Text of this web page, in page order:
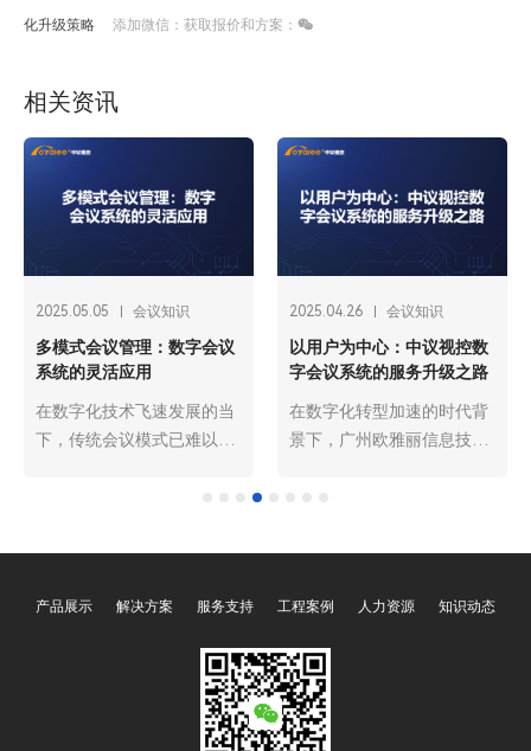
化升级策略 添加微信：获取报价和方案：
相关资讯
2025.05.05 会议知识
多模式会议管理：数字会议
系统的灵活应用
在数字化技术飞速发展的当
下，传统会议模式已难以满
中议视控的数字会议系
D6103，会议系统主机OY-
D6100，会议话筒处理器
OY-D6101，会议话筒代表
单元OY-D505NB，OY-
2025.04.26 会议知识
以用户为中心：中议视控数
字会议系统的服务升级之路
在数字化转型加速的时代背
景下，广州欧雅丽信息技术
基础设施。作为行业领先
户为中心” 作为服务理念的
智能化、个性化、高效化的
更高要求，中议视控开启了
全面的服务升级之路，力求
产品展示 解决方案 服务支持 工程案例 人力资源 知识动态